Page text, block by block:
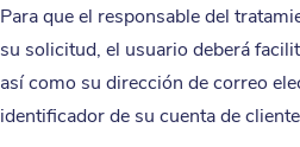
Para que el responsable del
su solicitud, el usuario deberá
así como su dirección de correo
identificador de su cuenta de